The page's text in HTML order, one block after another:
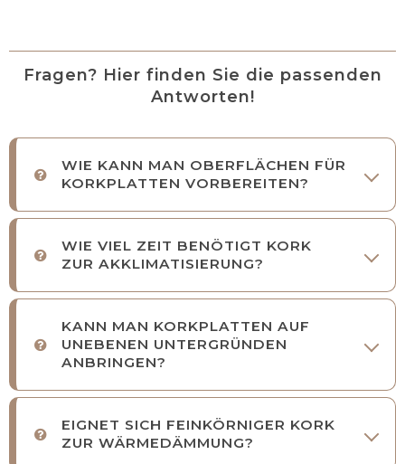
Fragen? Hier finden Sie die passenden
Antworten!
WIE KANN MAN OBERFLÄCHEN FÜR
KORKPLATTEN VORBEREITEN?
WIE VIEL ZEIT BENÖTIGT KORK
ZUR AKKLIMATISIERUNG?
KANN MAN KORKPLATTEN AUF
UNEBENEN UNTERGRÜNDEN
ANBRINGEN?
EIGNET SICH FEINKÖRNIGER KORK
ZUR WÄRMEDÄMMUNG?